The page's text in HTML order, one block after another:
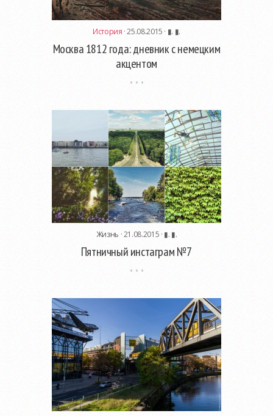
История · 25.08.2015 · ▮. ▮.
Москва 1812 года: дневник с немецким
акцентом
Жизнь · 21.08.2015 · ▮. ▮.
Пятничный инстаграм №7